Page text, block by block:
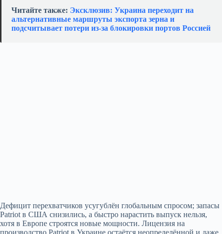
Читайте также: Эксклюзив: Украина переходит на
альтернативные маршруты экспорта зерна и
подсчитывает потери из‑за блокировки портов Россией
Дефицит перехватчиков усугублён глобальным спросом; запасы
Patriot в США снизились, а быстро нарастить выпуск нельзя,
хотя в Европе строятся новые мощности. Лицензия на
производство Patriot в Украине остаётся неопределённой и даже